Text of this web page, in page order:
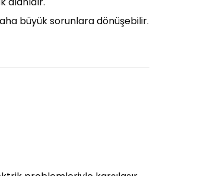
büyük sorunlara dönüşebilir.